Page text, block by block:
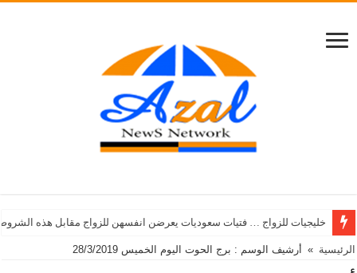
خليجيات للزواج … فتيات سعوديات يعرضن انفسهن للزواج مقابل هذه
الرئيسية » أرشيف الوسم : برج الحوت اليوم الخميس 28/3/2019